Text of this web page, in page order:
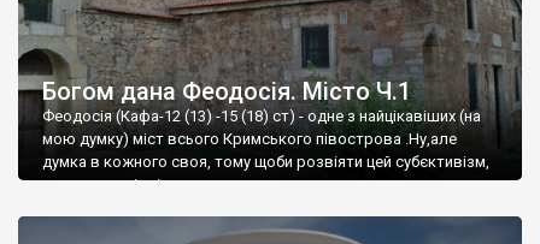
Богом дана Феодосія. Місто Ч.1
Феодосія (Кафа-12 (13) -15 (18) ст) - одне з найцікавіших (на
мою думку) міст всього Кримського півострова .Ну,але
думка в кожного своя, тому щоби розвіяти цей субєктивізм,
запрошую відвідати це